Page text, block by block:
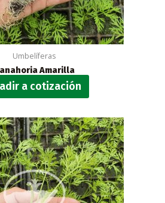
Umbelíferas
Amarilla
a cotización